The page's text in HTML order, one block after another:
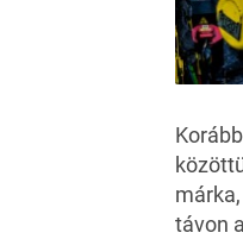
távon